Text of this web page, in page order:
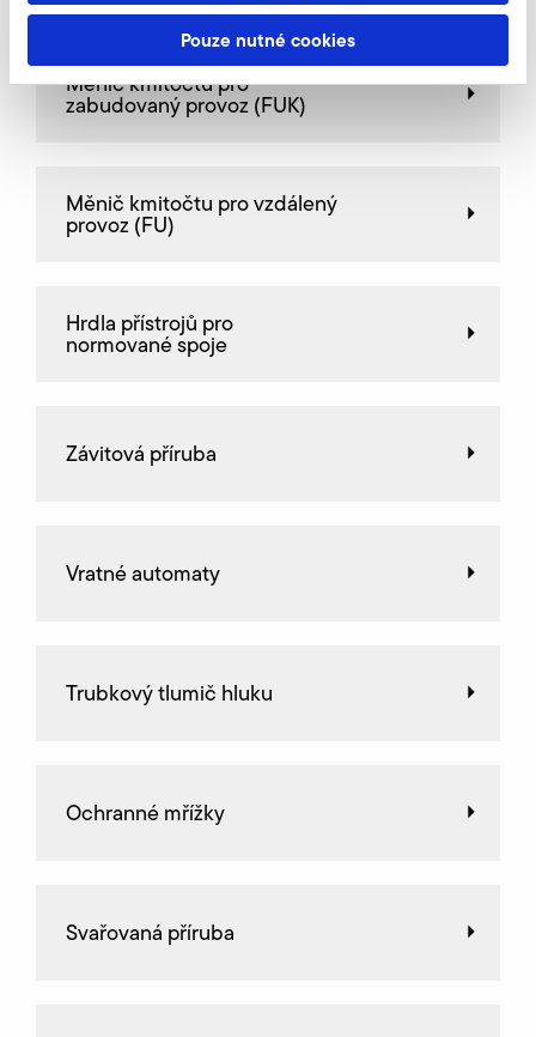
Pouze nutné cookies
Měnič kmitočtu pro
zabudovaný provoz (FUK)
Měnič kmitočtu pro vzdálený
provoz (FU)
Hrdla přístrojů pro
normované spoje
Závitová příruba
Vratné automaty
Trubkový tlumič hluku
Ochranné mřížky
Svařovaná příruba